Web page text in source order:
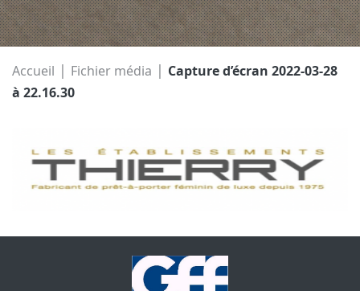
Accueil | Fichier média | Capture d’écran 2022-03-28
à 22.16.30